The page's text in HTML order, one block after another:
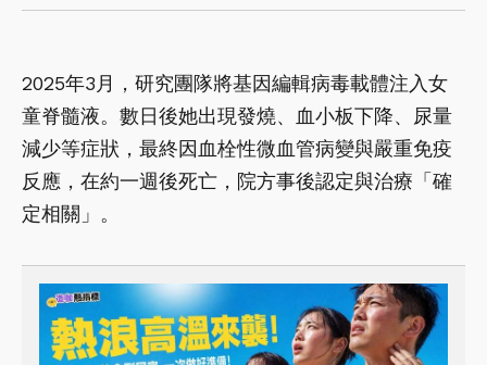
2025年3月，研究團隊將基因編輯病毒載體注入女
童脊髓液。數日後她出現發燒、血小板下降、尿量
減少等症狀，最終因血栓性微血管病變與嚴重免疫
反應，在約一週後死亡，院方事後認定與治療「確
定相關」。